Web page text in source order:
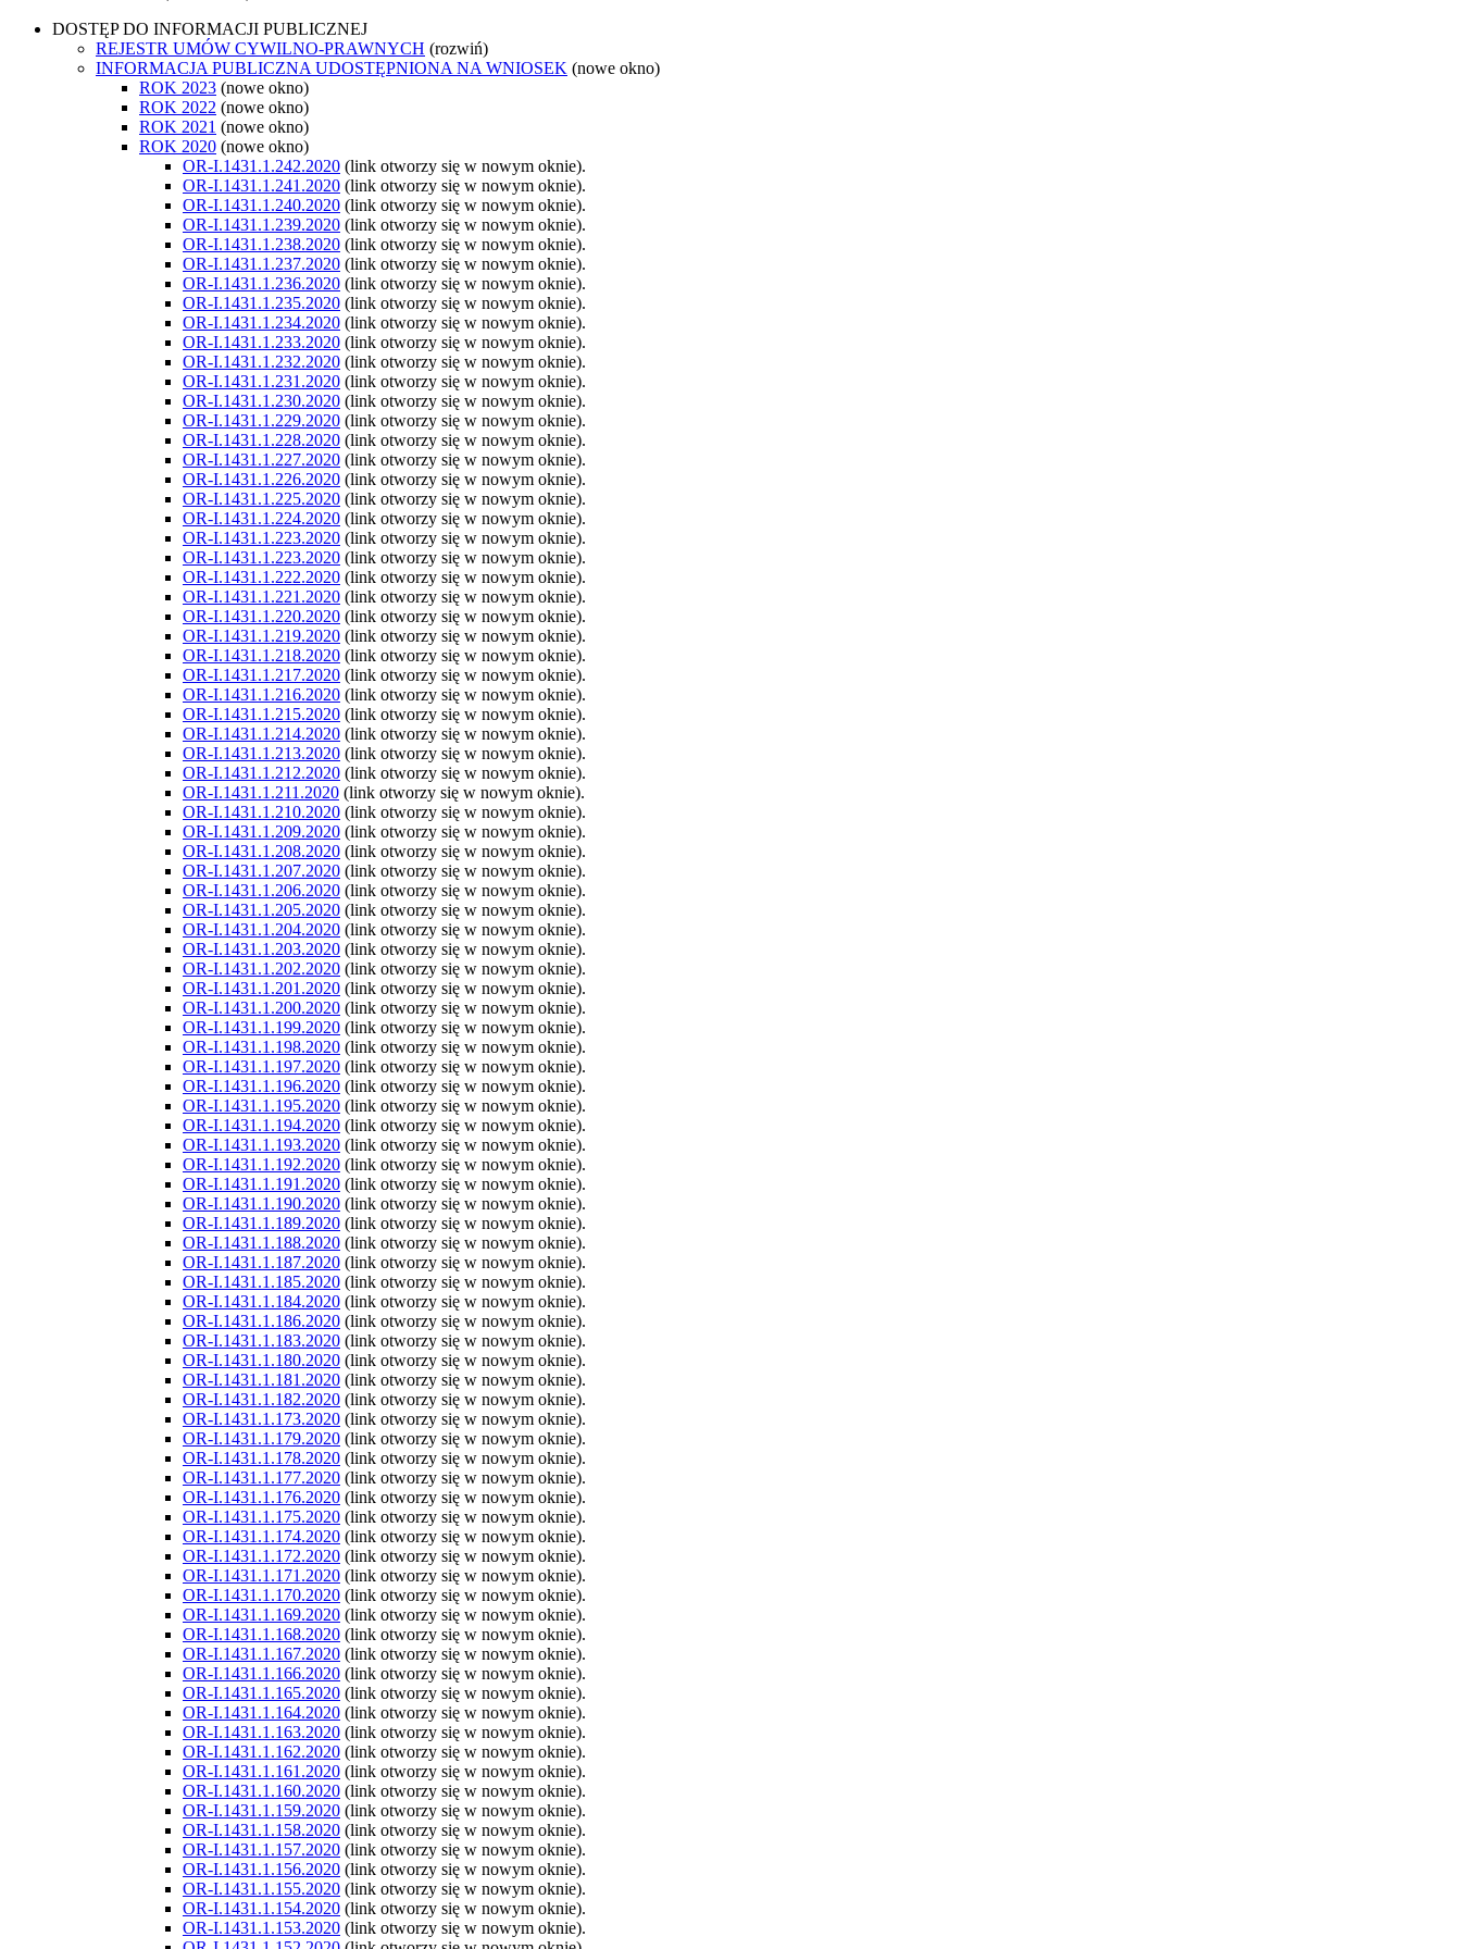
DOSTĘP DO INFORMACJI PUBLICZNEJ
REJESTR UMÓW CYWILNO-PRAWNYCH (rozwiń)
INFORMACJA PUBLICZNA UDOSTĘPNIONA NA WNIOSEK (nowe okno)
ROK 2023 (nowe okno)
ROK 2022 (nowe okno)
ROK 2021 (nowe okno)
ROK 2020 (nowe okno)
OR-I.1431.1.242.2020 (link otworzy się w nowym oknie).
OR-I.1431.1.241.2020 (link otworzy się w nowym oknie).
OR-I.1431.1.240.2020 (link otworzy się w nowym oknie).
OR-I.1431.1.239.2020 (link otworzy się w nowym oknie).
OR-I.1431.1.238.2020 (link otworzy się w nowym oknie).
OR-I.1431.1.237.2020 (link otworzy się w nowym oknie).
OR-I.1431.1.236.2020 (link otworzy się w nowym oknie).
OR-I.1431.1.235.2020 (link otworzy się w nowym oknie).
OR-I.1431.1.234.2020 (link otworzy się w nowym oknie).
OR-I.1431.1.233.2020 (link otworzy się w nowym oknie).
OR-I.1431.1.232.2020 (link otworzy się w nowym oknie).
OR-I.1431.1.231.2020 (link otworzy się w nowym oknie).
OR-I.1431.1.230.2020 (link otworzy się w nowym oknie).
OR-I.1431.1.229.2020 (link otworzy się w nowym oknie).
OR-I.1431.1.228.2020 (link otworzy się w nowym oknie).
OR-I.1431.1.227.2020 (link otworzy się w nowym oknie).
OR-I.1431.1.226.2020 (link otworzy się w nowym oknie).
OR-I.1431.1.225.2020 (link otworzy się w nowym oknie).
OR-I.1431.1.224.2020 (link otworzy się w nowym oknie).
OR-I.1431.1.223.2020 (link otworzy się w nowym oknie).
OR-I.1431.1.223.2020 (link otworzy się w nowym oknie).
OR-I.1431.1.222.2020 (link otworzy się w nowym oknie).
OR-I.1431.1.221.2020 (link otworzy się w nowym oknie).
OR-I.1431.1.220.2020 (link otworzy się w nowym oknie).
OR-I.1431.1.219.2020 (link otworzy się w nowym oknie).
OR-I.1431.1.218.2020 (link otworzy się w nowym oknie).
OR-I.1431.1.217.2020 (link otworzy się w nowym oknie).
OR-I.1431.1.216.2020 (link otworzy się w nowym oknie).
OR-I.1431.1.215.2020 (link otworzy się w nowym oknie).
OR-I.1431.1.214.2020 (link otworzy się w nowym oknie).
OR-I.1431.1.213.2020 (link otworzy się w nowym oknie).
OR-I.1431.1.212.2020 (link otworzy się w nowym oknie).
OR-I.1431.1.211.2020 (link otworzy się w nowym oknie).
OR-I.1431.1.210.2020 (link otworzy się w nowym oknie).
OR-I.1431.1.209.2020 (link otworzy się w nowym oknie).
OR-I.1431.1.208.2020 (link otworzy się w nowym oknie).
OR-I.1431.1.207.2020 (link otworzy się w nowym oknie).
OR-I.1431.1.206.2020 (link otworzy się w nowym oknie).
OR-I.1431.1.205.2020 (link otworzy się w nowym oknie).
OR-I.1431.1.204.2020 (link otworzy się w nowym oknie).
OR-I.1431.1.203.2020 (link otworzy się w nowym oknie).
OR-I.1431.1.202.2020 (link otworzy się w nowym oknie).
OR-I.1431.1.201.2020 (link otworzy się w nowym oknie).
OR-I.1431.1.200.2020 (link otworzy się w nowym oknie).
OR-I.1431.1.199.2020 (link otworzy się w nowym oknie).
OR-I.1431.1.198.2020 (link otworzy się w nowym oknie).
OR-I.1431.1.197.2020 (link otworzy się w nowym oknie).
OR-I.1431.1.196.2020 (link otworzy się w nowym oknie).
OR-I.1431.1.195.2020 (link otworzy się w nowym oknie).
OR-I.1431.1.194.2020 (link otworzy się w nowym oknie).
OR-I.1431.1.193.2020 (link otworzy się w nowym oknie).
OR-I.1431.1.192.2020 (link otworzy się w nowym oknie).
OR-I.1431.1.191.2020 (link otworzy się w nowym oknie).
OR-I.1431.1.190.2020 (link otworzy się w nowym oknie).
OR-I.1431.1.189.2020 (link otworzy się w nowym oknie).
OR-I.1431.1.188.2020 (link otworzy się w nowym oknie).
OR-I.1431.1.187.2020 (link otworzy się w nowym oknie).
OR-I.1431.1.185.2020 (link otworzy się w nowym oknie).
OR-I.1431.1.184.2020 (link otworzy się w nowym oknie).
OR-I.1431.1.186.2020 (link otworzy się w nowym oknie).
OR-I.1431.1.183.2020 (link otworzy się w nowym oknie).
OR-I.1431.1.180.2020 (link otworzy się w nowym oknie).
OR-I.1431.1.181.2020 (link otworzy się w nowym oknie).
OR-I.1431.1.182.2020 (link otworzy się w nowym oknie).
OR-I.1431.1.173.2020 (link otworzy się w nowym oknie).
OR-I.1431.1.179.2020 (link otworzy się w nowym oknie).
OR-I.1431.1.178.2020 (link otworzy się w nowym oknie).
OR-I.1431.1.177.2020 (link otworzy się w nowym oknie).
OR-I.1431.1.176.2020 (link otworzy się w nowym oknie).
OR-I.1431.1.175.2020 (link otworzy się w nowym oknie).
OR-I.1431.1.174.2020 (link otworzy się w nowym oknie).
OR-I.1431.1.172.2020 (link otworzy się w nowym oknie).
OR-I.1431.1.171.2020 (link otworzy się w nowym oknie).
OR-I.1431.1.170.2020 (link otworzy się w nowym oknie).
OR-I.1431.1.169.2020 (link otworzy się w nowym oknie).
OR-I.1431.1.168.2020 (link otworzy się w nowym oknie).
OR-I.1431.1.167.2020 (link otworzy się w nowym oknie).
OR-I.1431.1.166.2020 (link otworzy się w nowym oknie).
OR-I.1431.1.165.2020 (link otworzy się w nowym oknie).
OR-I.1431.1.164.2020 (link otworzy się w nowym oknie).
OR-I.1431.1.163.2020 (link otworzy się w nowym oknie).
OR-I.1431.1.162.2020 (link otworzy się w nowym oknie).
OR-I.1431.1.161.2020 (link otworzy się w nowym oknie).
OR-I.1431.1.160.2020 (link otworzy się w nowym oknie).
OR-I.1431.1.159.2020 (link otworzy się w nowym oknie).
OR-I.1431.1.158.2020 (link otworzy się w nowym oknie).
OR-I.1431.1.157.2020 (link otworzy się w nowym oknie).
OR-I.1431.1.156.2020 (link otworzy się w nowym oknie).
OR-I.1431.1.155.2020 (link otworzy się w nowym oknie).
OR-I.1431.1.154.2020 (link otworzy się w nowym oknie).
OR-I.1431.1.153.2020 (link otworzy się w nowym oknie).